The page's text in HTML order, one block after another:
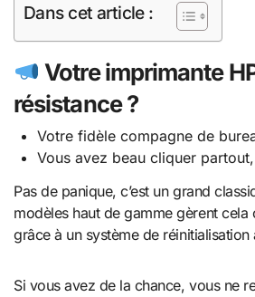
Dans cet article :
Votre imprimante
résistance ?
Votre fidèle compagne de
Vous avez beau cliquer
Pas de panique, c’est un grand
modèles haut de gamme gèrent
grâce à un système de réinitialisation
Si vous avez de la chance, vous ne